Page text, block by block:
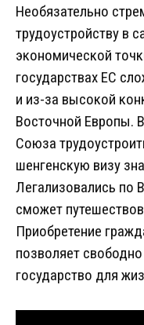
Необязательно
трудоустройству в
экономической
государствах ЕС
и из-за высокой
Восточной Европы.
Союза
шенгенскую визу
Легализовались
сможет
Приобретение
позволяет
государство для